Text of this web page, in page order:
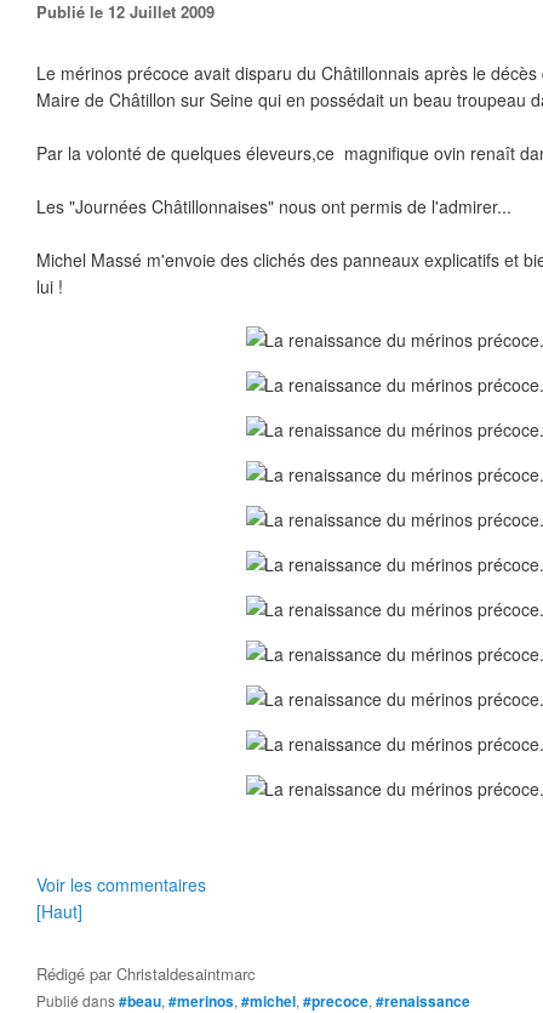
Publié le 12 Juillet 2009
Le mérinos précoce avait disparu du Châtillonnais après le
Maire de Châtillon sur Seine qui en possédait un beau troupeau
Par la volonté de quelques éleveurs,ce magnifique ovin renaît
Les "Journées Châtillonnaises" nous ont permis de l'admirer...
Michel Massé m'envoie des clichés des panneaux explicatifs et
lui !
Voir les commentaires
[Haut]
Rédigé parChristaldesaintmarc
Publié dans#beau, #merinos, #michel, #precoce, #renaissance